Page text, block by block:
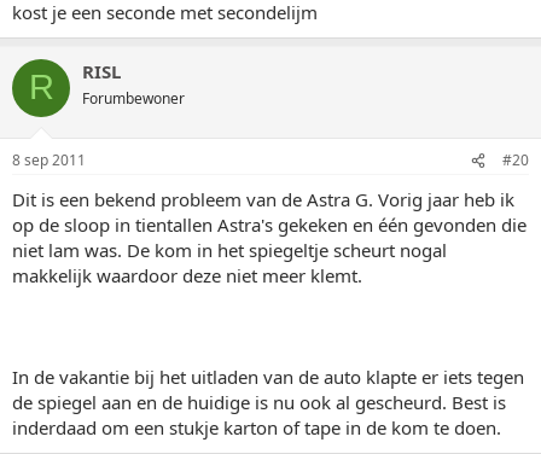
kost je een seconde met secondelijm
R RISL
Forumbewoner
8 sep 2011 #20
Dit is een bekend probleem van de Astra G. Vorig jaar heb ik
op de sloop in tientallen Astra's gekeken en één gevonden die
niet lam was. De kom in het spiegeltje scheurt nogal
makkelijk waardoor deze niet meer klemt.
In de vakantie bij het uitladen van de auto klapte er iets tegen
de spiegel aan en de huidige is nu ook al gescheurd. Best is
inderdaad om een stukje karton of tape in de kom te doen.